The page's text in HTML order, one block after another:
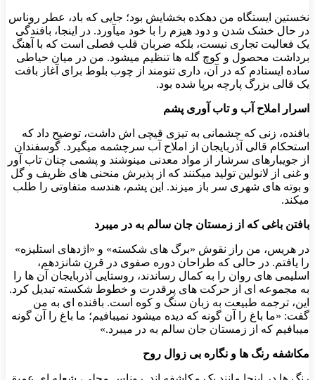
​نخستین ایستگاه من دهکده بخشایش بود؛ جایی که باد، عطر روناس
در حال خشک شدن و دود هیزم را با خود میآورد. در اینجا، بافندگی
یک فعالیت تجاری نیست، بلکه ضربان قلب فصلی است که با آهنگ
برداشت محصول و کوچ گله ها تنظیم میشود. من در میان حیاطی
ساده ایستادم که در آن، داری تنومند از چوب بلوط برای آغاز بافت
یک قالی بزرگ پارچه برپا شده بود.
اسرار املاح آب و تاب آوری پشم
​بافنده، زنی که چشمانی به تیزی قیچی اش داشت، توضیح داد که
استحکام قالی آذربایجان از املاح آب سرچشمه میگیرد. گوسفندان
از جویبارهای سرشار از مواد معدنی مینوشند و پشمی چنان تاب آور
و غنی از لانولین تولید میکنند که از پذیرش منحنی های ظریف و گل
و بوته های شهری سر باز میزند. این پشم، هندسه متفاوتی را طلب
میکند.
​بافتن باغی که از زمستان جان سالم به در میبرد
​در هریس، من راز نقوش «برگ های شکسته» و «اژدهای استلیزه»
را یافتم. در حالی که طراحان دوره صفوی در قرن شانزدهم،
اسلیمی های روان را به کمال رساندند، روستایی آذربایجان آن ها را
به مجموعه ای از حرکت های پرقدرت و خطوط شکسته تبدیل کرد.
این، ترجمه طبیعت به زبان سنگ و کوه است. بافنده ای به من
گفت: «ما باغ را آن گونه که دیده میشود نمیبافیم؛ ما باغ را آن گونه
میبافیم که از زمستان جان سالم به در میبرد.»
​مکاشفه رنگ ها و نگاره بی زوال روح